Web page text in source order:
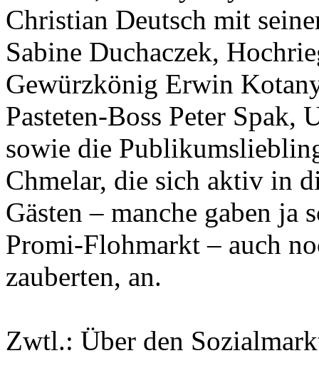
Christian Deutsch mit
Sabine Duchaczek,
Gewürzkönig Erwin
Pasteten-Boss Peter Spak,
sowie die
Chmelar, die sich aktiv in
Gästen – manche gaben ja
Promi-Flohmarkt – auch
zauberten, an.
Zwtl.: Über den